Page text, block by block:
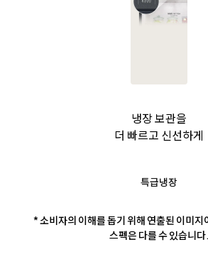
냉장 보관을
더 빠르고 신선하게
특급냉장
* 소비자의 이해를 돕기 위해 연출된 이미지
스펙은 다를 수 있습니다.